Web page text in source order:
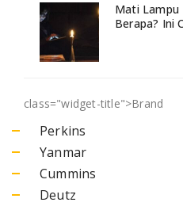
Mati Lampu
Berapa? Ini
class="widget-title">Brand
Perkins
Yanmar
Cummins
Deutz